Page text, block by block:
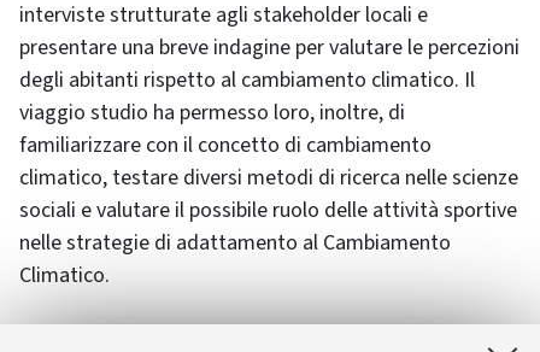
interviste strutturate agli stakeholder locali e
presentare una breve indagine per valutare le percezioni
degli abitanti rispetto al cambiamento climatico. Il
viaggio studio ha permesso loro, inoltre, di
familiarizzare con il concetto di cambiamento
climatico, testare diversi metodi di ricerca nelle scienze
sociali e valutare il possibile ruolo delle attività sportive
nelle strategie di adattamento al Cambiamento
Climatico.